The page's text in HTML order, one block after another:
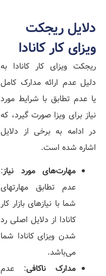
دلایل ریجکت
ویزای کار کانادا
ریجکت ویزای کار کانادا به
دلیل عدم ارائه مدارک کامل
یا عدم تطابق با شرایط مورد
نیاز برای ویزا صورت گیرد، که
در ادامه به برخی از دلایل
اشاره شده است.
مهارت­‌های مورد نیاز:
عدم تطابق مهارت­های
شما با نیازهای بازار کار
کانادا از دلایل اصلی رد
شدن ویزای کانادا شما
می‌­باشد.
مدارک ناکافی: عدم